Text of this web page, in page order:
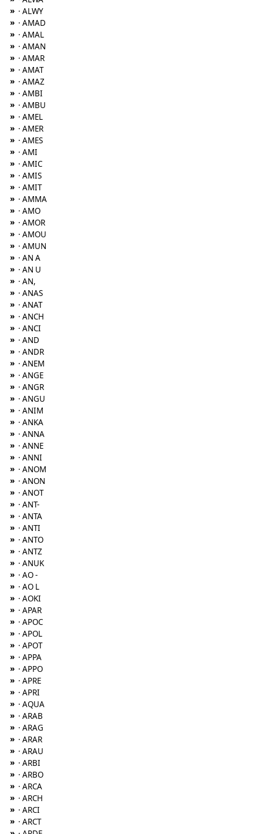
» · ALWY
» · AMAD
» · AMAL
» · AMAN
» · AMAR
» · AMAT
» · AMAZ
» · AMBI
» · AMBU
» · AMEL
» · AMER
» · AMES
» · AMI
» · AMIC
» · AMIS
» · AMIT
» · AMMA
» · AMO
» · AMOR
» · AMOU
» · AMUN
» · AN A
» · AN U
» · AN,
» · ANAS
» · ANAT
» · ANCH
» · ANCI
» · AND
» · ANDR
» · ANEM
» · ANGE
» · ANGR
» · ANGU
» · ANIM
» · ANKA
» · ANNA
» · ANNE
» · ANNI
» · ANOM
» · ANON
» · ANOT
» · ANT-
» · ANTA
» · ANTI
» · ANTO
» · ANTZ
» · ANUK
» · AO -
» · AO L
» · AOKI
» · APAR
» · APOC
» · APOL
» · APOT
» · APPA
» · APPO
» · APRE
» · APRI
» · AQUA
» · ARAB
» · ARAG
» · ARAR
» · ARAU
» · ARBI
» · ARBO
» · ARCA
» · ARCH
» · ARCI
» · ARCT